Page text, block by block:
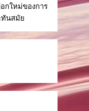
กใหม่ของการ
ทันสมัย